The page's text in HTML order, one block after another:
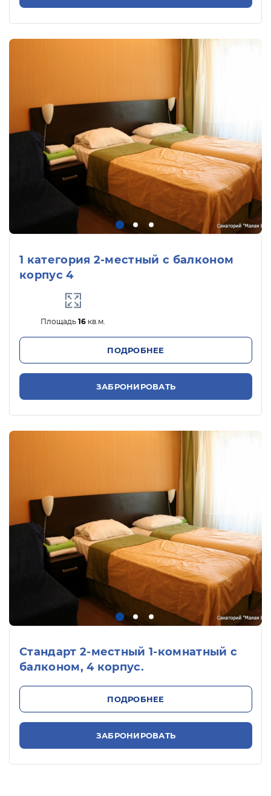
1 категория 2-местный с балконом
корпус 4
Площадь16 кв.м.
ПОДРОБНЕЕ
ЗАБРОНИРОВАТЬ
Стандарт 2-местный 1-комнатный с
балконом, 4 корпус.
ПОДРОБНЕЕ
ЗАБРОНИРОВАТЬ